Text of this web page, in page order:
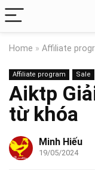
Home » Affiliate
Affiliate program Sale
Aiktp
từ khóa
Minh Hiếu
19/05/2024